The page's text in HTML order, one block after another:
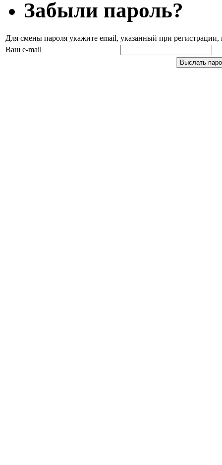
Забыли пароль?
Для смены пароля укажите email, указанный при
Ваш e-mail